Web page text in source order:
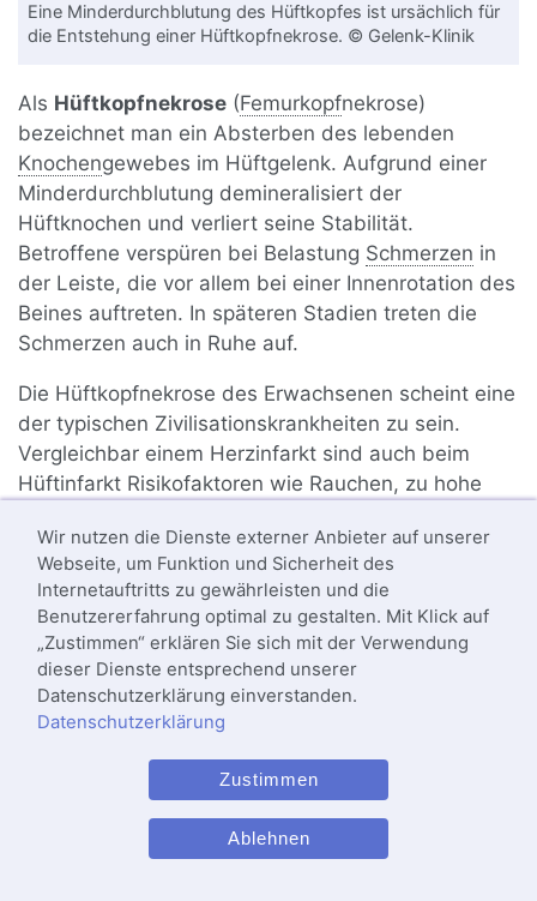
Eine Minderdurchblutung des Hüftkopfes ist ursächlich für
die Entstehung einer Hüftkopfnekrose. © Gelenk-Klinik
Als Hüftkopfnekrose (Femurkopfnekrose)
bezeichnet man ein Absterben des lebenden
Knochengewebes im Hüftgelenk. Aufgrund einer
Minderdurchblutung demineralisiert der
Hüftknochen und verliert seine Stabilität.
Betroffene verspüren bei Belastung Schmerzen in
der Leiste, die vor allem bei einer Innenrotation des
Beines auftreten. In späteren Stadien treten die
Schmerzen auch in Ruhe auf.
Die Hüftkopfnekrose des Erwachsenen scheint eine
der typischen Zivilisationskrankheiten zu sein.
Vergleichbar einem Herzinfarkt sind auch beim
Hüftinfarkt Risikofaktoren wie Rauchen, zu hohe
ursächlich. Daher erkranken pro Jahr mehrere
tausend Menschen in Deutschland an einer
Hüftkopfnekrose. Sie tritt vorrangig bei Patienten
zwischen dem 35. und 45. Lebensjahr auf. Männer
sind häufiger betroffen als Frauen. Der
absterbende Hüftkopf vermindert die
Lebensqualität der Betroffenen massiv. In 30–70 %
der Fälle tritt eine beidseitige Hüftkopfnekrose auf.
Wird nicht frühzeitig stadiengerecht therapiert,
entstehen irreparable Schäden am Hüftgelenk, die
zu einer beschleunigtenArthrose im Hüftgelenk
Wir nutzen die Dienste externer Anbieter auf unserer
Webseite, um Funktion und Sicherheit des
Internetauftritts zu gewährleisten und die
Benutzererfahrung optimal zu gestalten. Mit Klick auf
„Zustimmen“ erklären Sie sich mit der Verwendung
dieser Dienste entsprechend unserer
Datenschutzerklärung einverstanden.
Datenschutzerklärung
Zustimmen
Ablehnen